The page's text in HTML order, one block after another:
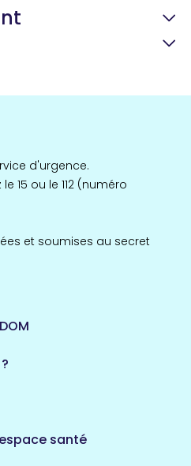
France
de santé
de santé
Alpes
de santé
d'Armor
et-Loire
Loiret
de santé
de santé
d'urgence.
15 ou le 112 (numéro
et soumises au secret
santé